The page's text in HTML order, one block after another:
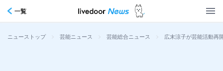
一覧
ニューストップ > 芸能ニュース > 芸能総合ニュース > 広末涼子が芸能活動再